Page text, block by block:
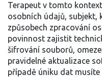
Terapeut v tomto
osobních údajů, subjekt,
způsobech zpracování
povinnost zajistit
šifrování souborů,
pravidelné aktualizace
případě úniku dat